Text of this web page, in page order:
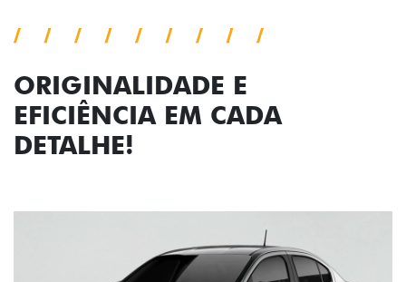
ORIGINALIDADE E
EFICIÊNCIA EM CADA
DETALHE!